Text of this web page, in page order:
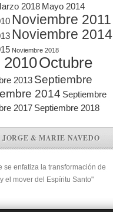
2018 Mayo 2014
Noviembre 2011
Noviembre 2014
Noviembre 2018
2010Octubre
2013 Septiembre
2014 Septiembre
2017 Septiembre 2018
JORGE & MARIE NAVEDO
se enfatiza la transformación de
el mover del Espíritu Santo"